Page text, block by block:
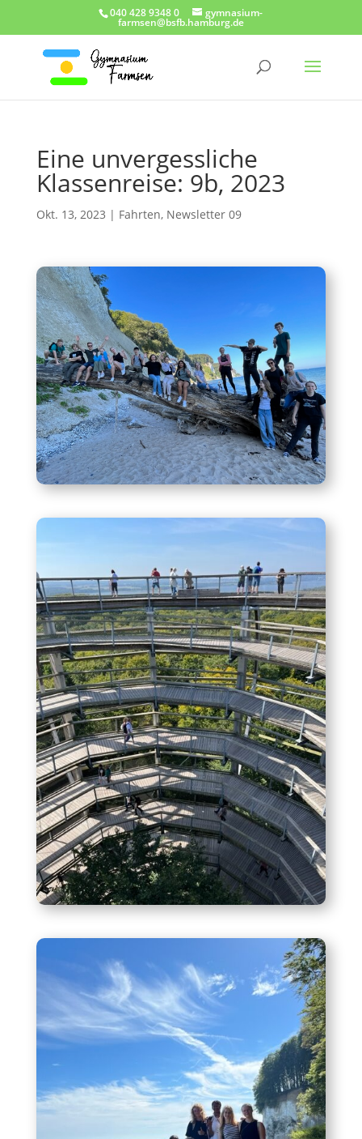
040 428 9348 0 gymnasium-
farmsen@bsfb.hamburg.de
Eine unvergessliche
Klassenreise: 9b, 2023
Okt. 13, 2023 | Fahrten, Newsletter 09